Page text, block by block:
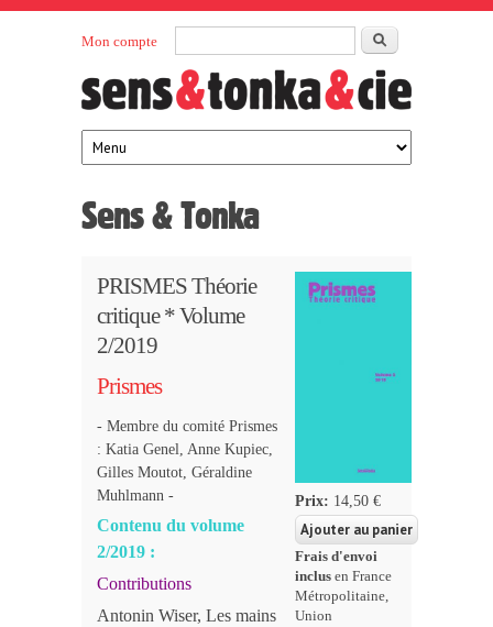
Rechercher
Mon compte
Sens et
Tonka
éditeurs
maison
d’édition
française
Sens & Tonka
PRISMES Théorie
critique * Volume
2/2019
Prismes
- Membre du comité Prismes
: Katia Genel, Anne Kupiec,
Gilles Moutot, Géraldine
Muhlmann -
Contenu du volume
2/2019 :
Contributions
Antonin Wiser, Les mains
Prix: 14,50 €
Frais d'envoi
inclus en France
Métropolitaine,
Union